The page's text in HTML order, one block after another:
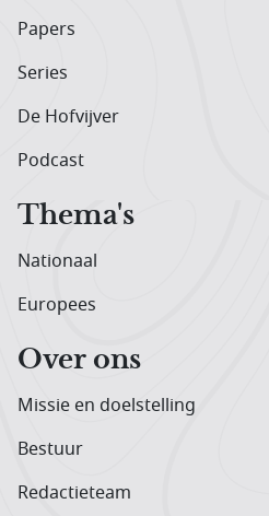
Papers
Series
De Hofvijver
Podcast
Thema's
Nationaal
Europees
Over ons
Missie en doelstelling
Bestuur
Redactieteam